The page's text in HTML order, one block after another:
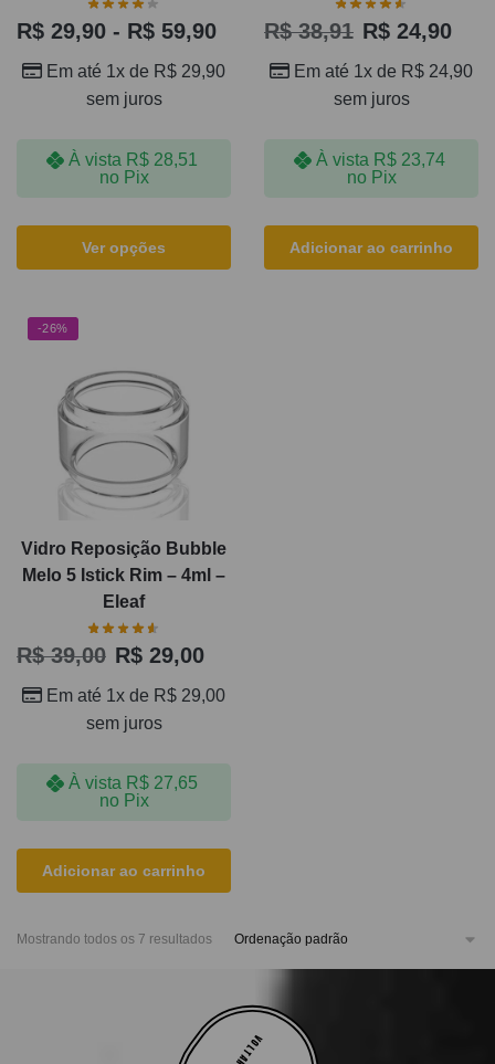
R$ 29,90 - R$ 59,90
Em até 1x de R$ 29,90
sem juros
À vista R$28,51
no Pix
Ver opções
R$38,91 R$ 24,90
Em até 1x de R$ 24,90
sem juros
À vista R$23,74
no Pix
Adicionar ao carrinho
-26%
Vidro Reposição Bubble
Melo 5 Istick Rim – 4ml –
Eleaf
R$39,00 R$ 29,00
Em até 1x de R$ 29,00
sem juros
À vista R$27,65
no Pix
Adicionar ao carrinho
Mostrando todos os 7 resultados